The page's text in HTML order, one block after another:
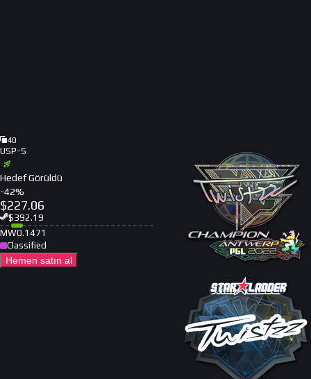
40
USP-S
Hedef Görüldü
-42%
$227.06
$392.19
MW0.1471
Classified
Hemen satın al